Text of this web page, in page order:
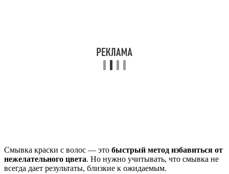
Смывка краски с волос — это быстрый метод избавиться от
нежелательного цвета. Но нужно учитывать, что смывка не
всегда дает результаты, близкие к ожидаемым.